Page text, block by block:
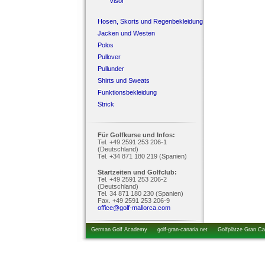
Hosen, Skorts und Regenbekleidung
Jacken und Westen
Polos
Pullover
Pullunder
Shirts und Sweats
Funktionsbekleidung
Strick
Für Golfkurse und Infos:
Tel. +49 2591 253 206-1
(Deutschland)
Tel. +34 871 180 219 (Spanien)
Startzeiten und Golfclub:
Tel. +49 2591 253 206-2
(Deutschland)
Tel. 34 871 180 230 (Spanien)
Fax. +49 2591 253 206-9
office@golf-mallorca.com
German Golf Academy golf-gran-canaria.net Golfplätze Gran
startzeiten.de golfkurs-urlaub.de